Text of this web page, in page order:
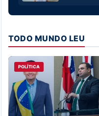
TODO MUNDO LEU
POLÍTICA